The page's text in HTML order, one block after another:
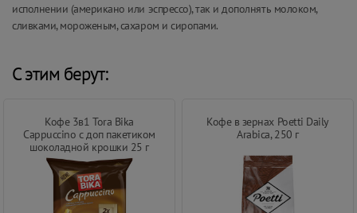
исполнении (американо или эспрессо), так и дополнять молоком,
сливками, мороженым, сахаром и сиропами.
С этим берут:
Кофе 3в1 Tora Bika
Cappuccino с доп пакетиком
шоколадной крошки 25 г
Кофе в зернах Poetti Daily
Arabica, 250 г